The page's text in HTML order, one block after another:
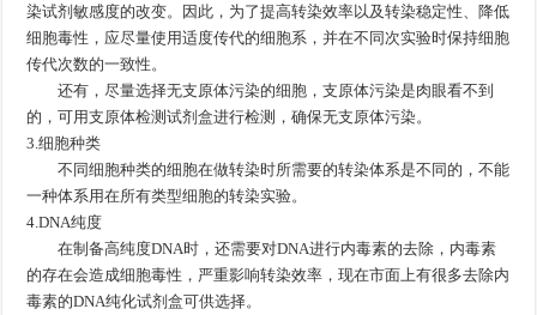
染试剂敏感度的改变。因此，为了提高转染效率以及转染稳定性、降低
细胞毒性，应尽量使用适度传代的细胞系，并在不同次实验时保持细胞
传代次数的一致性。
还有，尽量选择无支原体污染的细胞，支原体污染是肉眼看不到
的，可用支原体检测试剂盒进行检测，确保无支原体污染。
3.细胞种类
不同细胞种类的细胞在做转染时所需要的转染体系是不同的，不能
一种体系用在所有类型细胞的转染实验。
4.DNA纯度
在制备高纯度DNA时，还需要对DNA进行内毒素的去除，内毒素
的存在会造成细胞毒性，严重影响转染效率，现在市面上有很多去除内
毒素的DNA纯化试剂盒可供选择。